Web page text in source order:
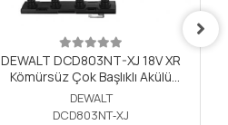
DEWALT DCD803NT-XJ 18V XR
Kömürsüz Çok Başlıklı Akülü
Matkap Vidalama aküsüz
DEWALT
DCD803NT‐XJ